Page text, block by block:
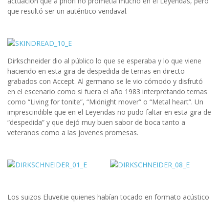
que resultó ser un auténtico vendaval.
Dirkschneider dio al público lo que se esperaba y lo que viene
haciendo en esta gira de despedida de temas en directo
grabados con Accept. Al germano se le vio cómodo y disfrutó
en el escenario como si fuera el año 1983 interpretando temas
como “Living for tonite”, “Midnight mover” o “Metal heart”. Un
imprescindible que en el Leyendas no pudo faltar en esta gira de
“despedida” y que dejó muy buen sabor de boca tanto a
veteranos como a las jovenes promesas.
Los suizos Eluveitie quienes habían tocado en formato acústico